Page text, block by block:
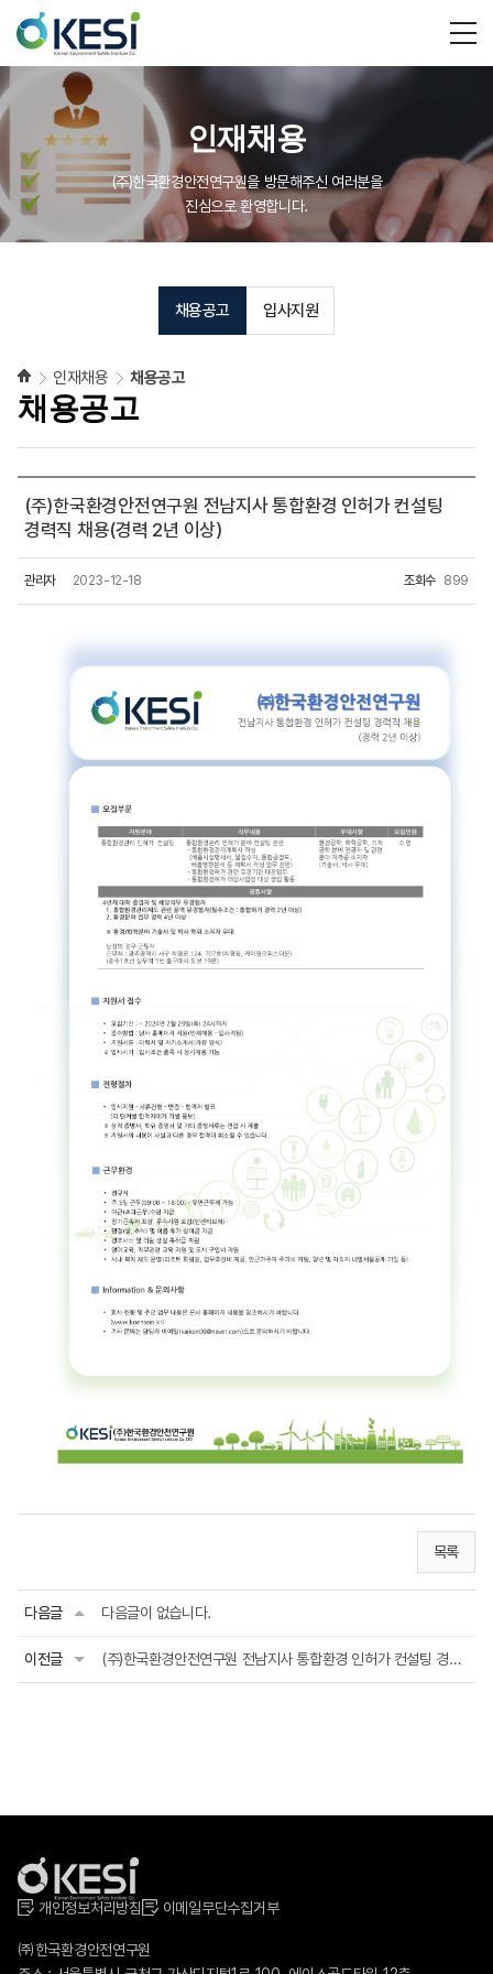
인재채용
(주)한국환경안전연구원을 방문해주신 여러분을
진심으로 환영합니다.
채용공고 입사지원
채용공고
인재채용 채용공고
(주)한국환경안전연구원 전남지사 통합환경 인허가 컨설팅
경력직 채용(경력 2년 이상)
관리자 2023-12-18 조회수 899
목록
다음글 다음글이 없습니다.
이전글 (주)한국환경안전연구원 전남지사 통합환경 인허가 컨설팅 경력직 채용(경력 4년 이...
개인정보처리방침 이메일무단수집거부
㈜한국환경안전연구원